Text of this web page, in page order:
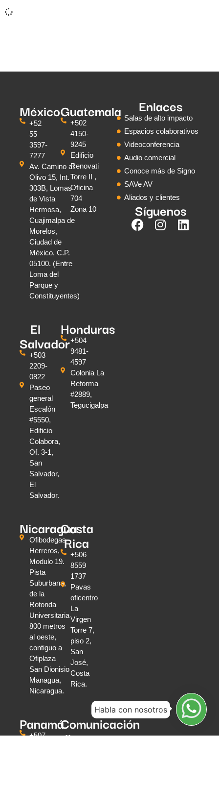
México
+52
55
3597-
7277
Av. Camino al
Olivo 15, Int.
303B, Lomas
de Vista
Hermosa,
Cuajimalpa de
Morelos,
Ciudad de
México, C.P.
05100. (Entre
Loma del
Parque y
Constituyentes)
Guatemala
+502
4150-
9245
Edificio
Renovati
Torre II ,
Oficina
704
Zona 10
El
Salvador
+503
2209-
0822
Paseo
general
Escalón
#5550,
Edificio
Colabora,
Of. 3-1,
San
Salvador,
El
Salvador.
Honduras
+504
9481-
4597
Colonia La
Reforma
#2889,
Tegucigalpa
Nicaragua
Ofibodegas
Herreros,
Modulo 19.
Pista
Suburbana,
de la
Rotonda
Universitaria
800 metros
al oeste,
contiguo a
Ofiplaza
San Dionisio
Managua,
Nicaragua.
Costa
Rica
+506
8559
1737
Pavas
oficentro
La
Virgen
Torre 7,
piso 2,
San
José,
Costa
Rica.
Panamá
+507
Comunicación
directa
Enlaces
Salas de alto impacto
Espacios colaborativos
Videoconferencia
Audio comercial
Conoce más de Signo
SAVe AV
Aliados y clientes
Síguenos
Habla con nosotros